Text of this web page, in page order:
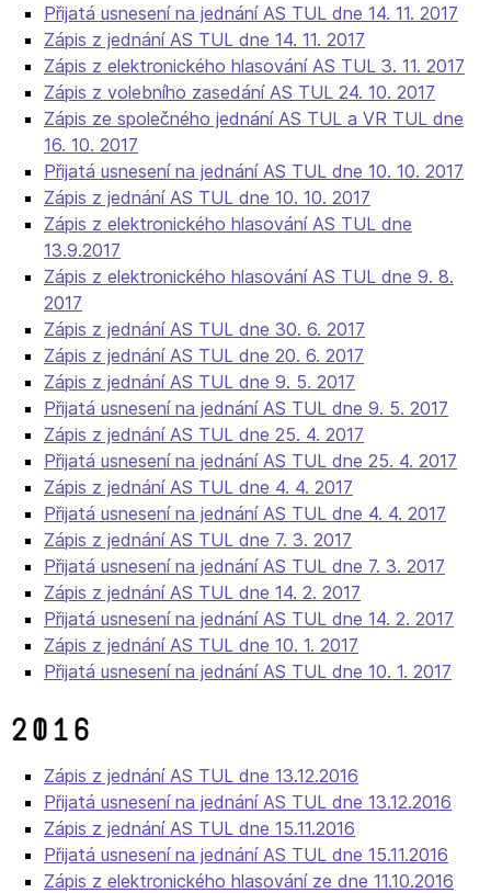
Přijatá usnesení na jednání AS TUL dne 14. 11. 2017
Zápis z jednání AS TUL dne 14. 11. 2017
Zápis z elektronického hlasování AS TUL 3. 11. 2017
Zápis z volebního zasedání AS TUL 24. 10. 2017
Zápis ze společného jednání AS TUL a VR TUL dne
16. 10. 2017
Přijatá usnesení na jednání AS TUL dne 10. 10. 2017
Zápis z jednání AS TUL dne 10. 10. 2017
Zápis z elektronického hlasování AS TUL dne
13.9.2017
Zápis z elektronického hlasování AS TUL dne 9. 8.
2017
Zápis z jednání AS TUL dne 30. 6. 2017
Zápis z jednání AS TUL dne 20. 6. 2017
Zápis z jednání AS TUL dne 9. 5. 2017
Přijatá usnesení na jednání AS TUL dne 9. 5. 2017
Zápis z jednání AS TUL dne 25. 4. 2017
Přijatá usnesení na jednání AS TUL dne 25. 4. 2017
Zápis z jednání AS TUL dne 4. 4. 2017
Přijatá usnesení na jednání AS TUL dne 4. 4. 2017
Zápis z jednání AS TUL dne 7. 3. 2017
Přijatá usnesení na jednání AS TUL dne 7. 3. 2017
Zápis z jednání AS TUL dne 14. 2. 2017
Přijatá usnesení na jednání AS TUL dne 14. 2. 2017
Zápis z jednání AS TUL dne 10. 1. 2017
Přijatá usnesení na jednání AS TUL dne 10. 1. 2017
2016
Zápis z jednání AS TUL dne 13.12.2016
Přijatá usnesení na jednání AS TUL dne 13.12.2016
Zápis z jednání AS TUL dne 15.11.2016
Přijatá usnesení na jednání AS TUL dne 15.11.2016
Zápis z elektronického hlasování ze dne 11.10.2016